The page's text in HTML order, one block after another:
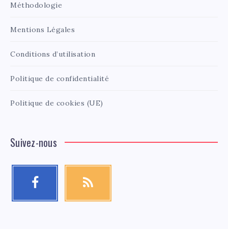
Méthodologie
Mentions Légales
Conditions d’utilisation
Politique de confidentialité
Politique de cookies (UE)
Suivez-nous